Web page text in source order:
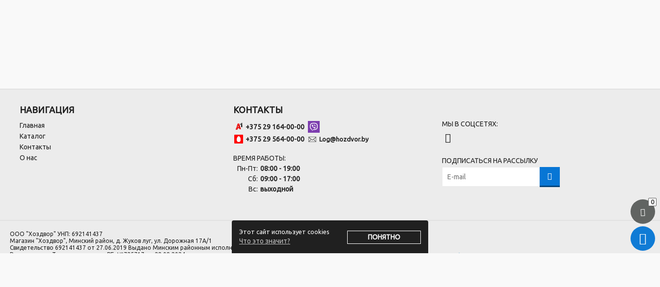
0
Этот сайт использует cookies
Что это значит?
ПОНЯТНО
НАВИГАЦИЯ
Главная
Каталог
Контакты
О нас
КОНТАКТЫ
+375 29 164-00-00
+375 29 564-00-00
Log@hozdvor.by
ВРЕМЯ РАБОТЫ:
Пн-Пт: 08:00 - 19:00
Сб: 09:00 - 17:00
Вс: выходной
МЫ В СОЦСЕТЯХ:
ПОДПИСАТЬСЯ НА РАССЫЛКУ
ООО "Хоздвор" УНП: 692141437
Магазин "Хоздвор", Минский район, д. Жуков луг, ул. Дорожная 17А/1
Свидетельство 692141437 от 27.06.2019 Выдано Минским районным исполнительным комитетом.
Регистрация в Торговом реестре РБ: №725717 от 28.08.2024.